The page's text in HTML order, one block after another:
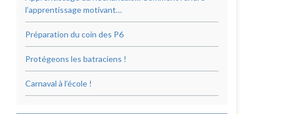
l’apprentissage motivant…
Préparation du coin des P6
Protégeons les batraciens !
Carnaval à l’école !